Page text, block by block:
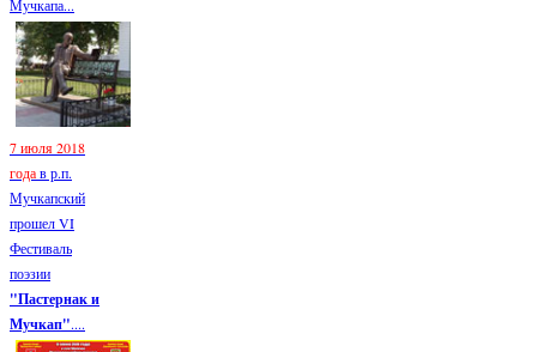
Мучкапа...
7 июля 2018
годав р.п.
Мучкапский
прошел VI
Фестиваль
поэзии
"Пастернак и
Мучкап"....